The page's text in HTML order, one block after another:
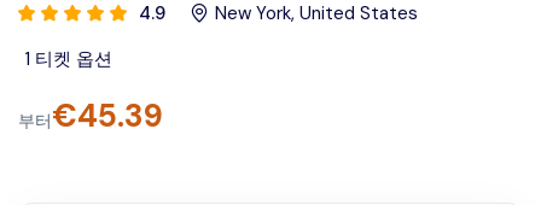
4.9 New York, United States
1 티켓 옵션
부터€45.39